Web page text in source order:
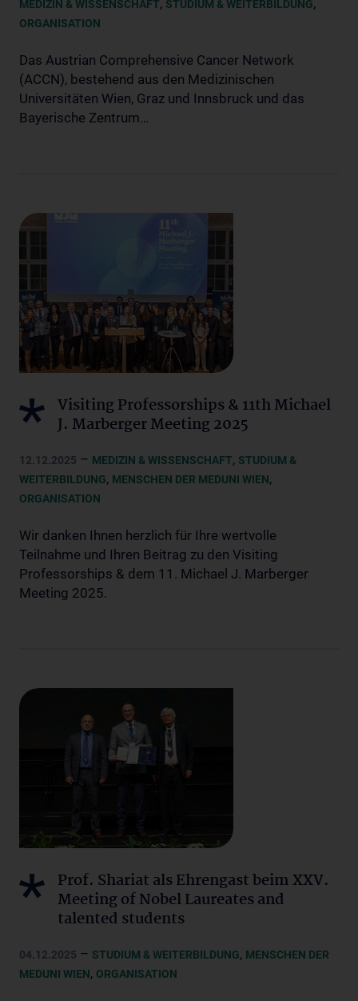
MEDIZIN & WISSENSCHAFT STUDIUM & WEITERBILDUNG
ORGANISATION
Das Austrian Comprehensive Cancer Network
(ACCN), bestehend aus den Medizinischen
Universitäten Wien, Graz und Innsbruck und das
Bayerische Zentrum…
Visiting Professorships & 11th Michael
J. Marberger Meeting 2025
12.12.2025 – MEDIZIN & WISSENSCHAFT, STUDIUM &
WEITERBILDUNG, MENSCHEN DER MEDUNI WIEN,
ORGANISATION
Wir danken Ihnen herzlich für Ihre wertvolle
Teilnahme und Ihren Beitrag zu den Visiting
Professorships & dem 11. Michael J. Marberger
Meeting 2025.
Prof. Shariat als Ehrengast beim XXV.
Meeting of Nobel Laureates and
talented students
04.12.2025 – STUDIUM & WEITERBILDUNG, MENSCHEN DER
MEDUNI WIEN, ORGANISATION